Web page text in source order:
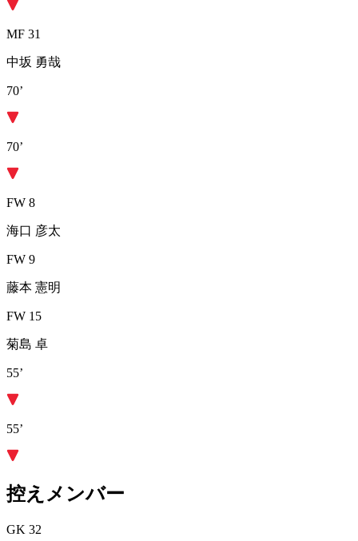
MF 31
中坂 勇哉
70’
70’
FW 8
海口 彦太
FW 9
藤本 憲明
FW 15
菊島 卓
55’
55’
控えメンバー
GK 32